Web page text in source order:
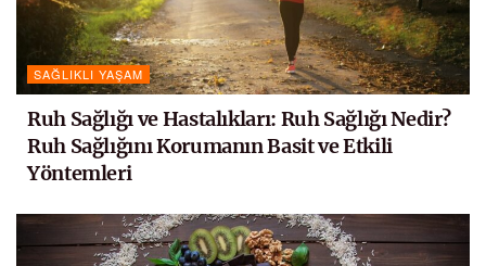
SAĞLIKLI YAŞAM
Ruh Sağlığı ve Hastalıkları: Ruh Sağlığı Nedir?
Ruh Sağlığını Korumanın Basit ve Etkili
Yöntemleri